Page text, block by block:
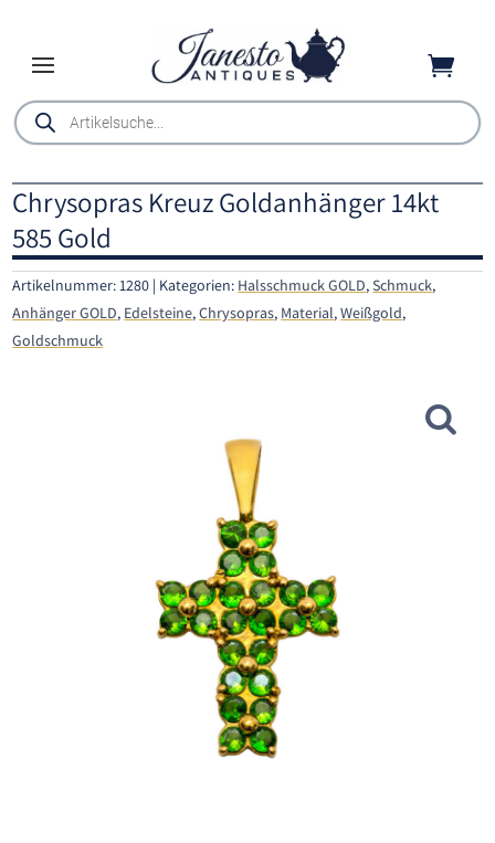

Products
search
Chrysopras Kreuz Goldanhänger 14kt
585 Gold
Artikelnummer:1280 Kategorien: Halsschmuck GOLD,Schmuck,
Anhänger GOLD, Edelsteine,Chrysopras, Material,Weißgold,
Goldschmuck